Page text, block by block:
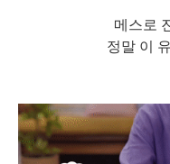
메스로
정말 이